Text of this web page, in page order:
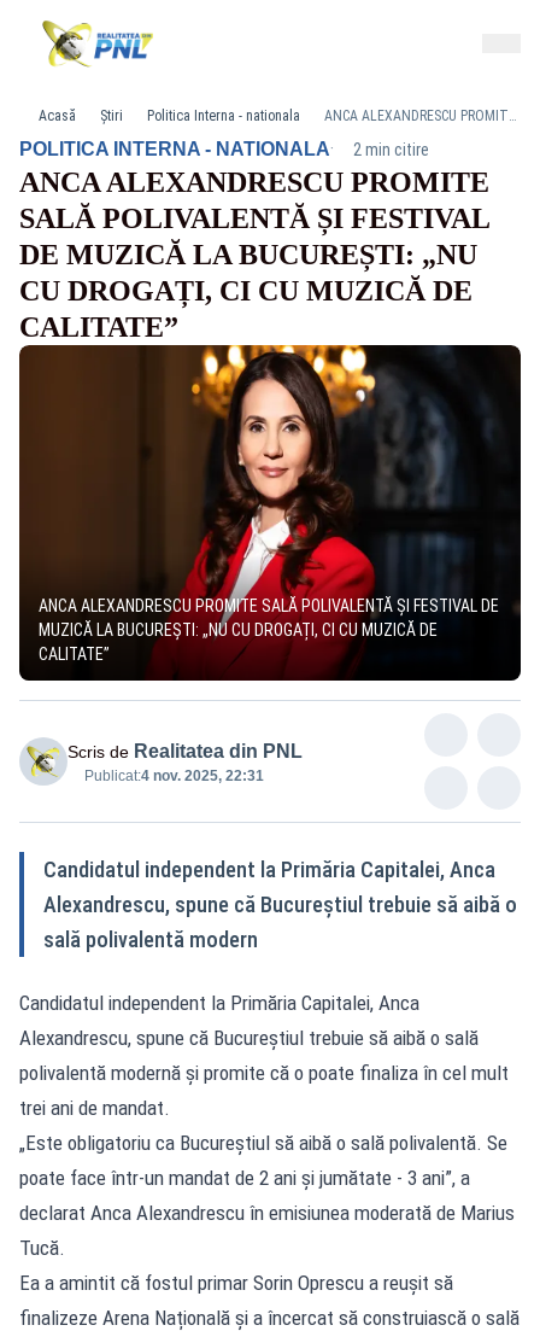
Acasă Știri Politica Interna - nationala ANCA ALEXANDRESCU PROMITE SALĂ POLIVALENTĂ ȘI FESTIVAL DE MUZICĂ LA BUCUREȘTI: „NU CU DROGAȚI, CI CU MUZICĂ DE CALITATE”
POLITICA INTERNA - NATIONALA· 2 min citire
ANCA ALEXANDRESCU PROMITE
SALĂ POLIVALENTĂ ȘI FESTIVAL
DE MUZICĂ LA BUCUREȘTI: „NU
CU DROGAȚI, CI CU MUZICĂ DE
CALITATE”
ANCA ALEXANDRESCU PROMITE SALĂ POLIVALENTĂ ȘI FESTIVAL DE
MUZICĂ LA BUCUREȘTI: „NU CU DROGAȚI, CI CU MUZICĂ DE
CALITATE”
Scris de Realitatea din PNL
Publicat:4 nov. 2025, 22:31
Candidatul independent la Primăria Capitalei, Anca
Alexandrescu, spune că Bucureștiul trebuie să aibă o
sală polivalentă modern
Candidatul independent la Primăria Capitalei, Anca
Alexandrescu, spune că Bucureștiul trebuie să aibă o sală
polivalentă modernă și promite că o poate finaliza în cel mult
trei ani de mandat.
„Este obligatoriu ca Bucureștiul să aibă o sală polivalentă. Se
poate face într-un mandat de 2 ani și jumătate - 3 ani”, a
declarat Anca Alexandrescu în emisiunea moderată de Marius
Tucă.
Ea a amintit că fostul primar Sorin Oprescu a reușit să
finalizeze Arena Națională și a încercat să construiască o sală